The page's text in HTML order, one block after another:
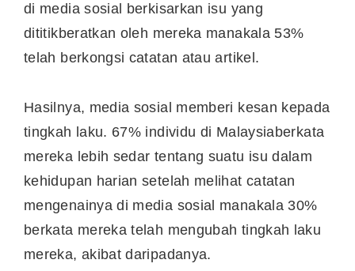
di media sosial berkisarkan isu yang
dititikberatkan oleh mereka manakala 53%
telah berkongsi catatan atau artikel.
Hasilnya, media sosial memberi kesan kepada
tingkah laku. 67% individu di Malaysiaberkata
mereka lebih sedar tentang suatu isu dalam
kehidupan harian setelah melihat catatan
mengenainya di media sosial manakala 30%
berkata mereka telah mengubah tingkah laku
mereka, akibat daripadanya.